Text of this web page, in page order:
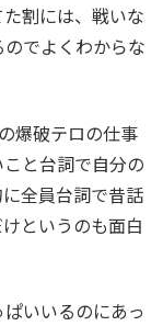
割には、戦いな
でよくわからな
爆破テロの仕事
と台詞で自分の
全員台詞で昔話
というのも面白
いいるのにあっ